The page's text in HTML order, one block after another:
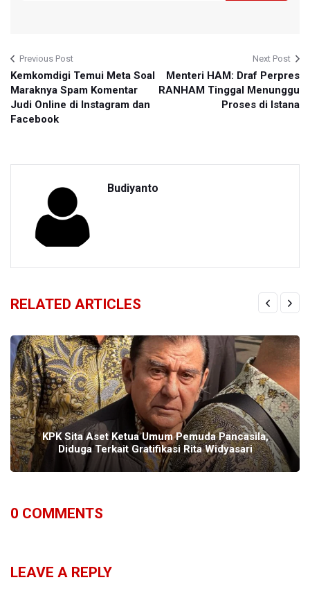
Previous Post
Kemkomdigi Temui Meta Soal
Maraknya Spam Komentar
Judi Online di Instagram dan
Facebook
Next Post
Menteri HAM: Draf Perpres
RANHAM Tinggal Menunggu
Proses di Istana
Budiyanto
RELATED ARTICLES
KPK Sita Aset Ketua Umum Pemuda Pancasila,
Diduga Terkait Gratifikasi Rita Widyasari
0 COMMENTS
LEAVE A REPLY